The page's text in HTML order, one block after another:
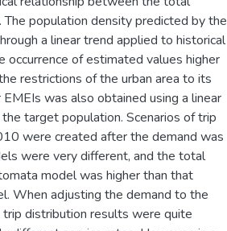
population density predicted by the
a linear trend applied to historical
occurrence of estimated values higher
restrictions of the urban area to its
was also obtained using a linear
target population. Scenarios of trip
were created after the demand was
were very different, and the total
model was higher than that
When adjusting the demand to the
distribution results were quite